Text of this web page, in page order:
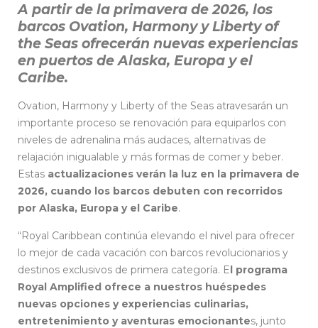
A partir de la primavera de 2026, los
barcos Ovation, Harmony y Liberty of
the Seas ofrecerán nuevas experiencias
en puertos de Alaska, Europa y el
Caribe.
Ovation, Harmony y Liberty of the Seas atravesarán un
importante proceso se renovación para equiparlos con
niveles de adrenalina más audaces, alternativas de
relajación inigualable y más formas de comer y beber.
Estas actualizaciones verán la luz en la primavera de
2026, cuando los barcos debuten con recorridos
por Alaska, Europa y el Caribe.
“Royal Caribbean continúa elevando el nivel para ofrecer
lo mejor de cada vacación con barcos revolucionarios y
destinos exclusivos de primera categoría. El programa
Royal Amplified ofrece a nuestros huéspedes
nuevas opciones y experiencias culinarias,
entretenimiento y aventuras emocionantes, junto